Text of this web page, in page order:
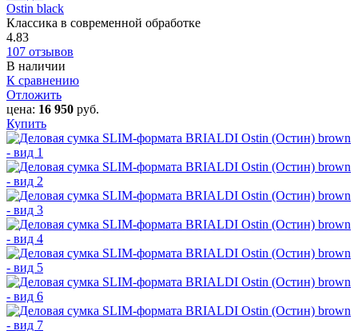
Ostin black
Классика в современной обработке
4.83
107 отзывов
В наличии
К сравнению
Отложить
цена: 16 950 руб.
Купить